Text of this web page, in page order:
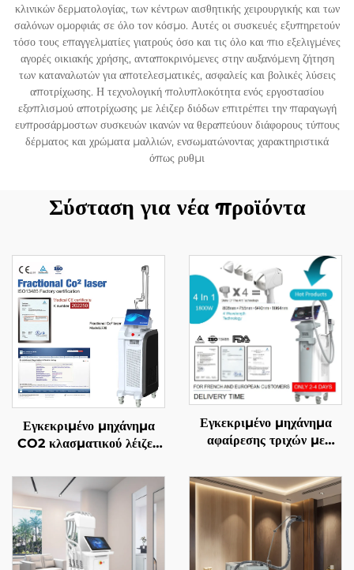
κλινικών δερματολογίας, των κέντρων αισθητικής χειρουργικής και των
σαλόνων ομορφιάς σε όλο τον κόσμο. Αυτές οι συσκευές εξυπηρετούν
τόσο τους επαγγελματίες γιατρούς όσο και τις όλο και πιο εξελιγμένες
αγορές οικιακής χρήσης, ανταποκρινόμενες στην αυξανόμενη ζήτηση
των καταναλωτών για αποτελεσματικές, ασφαλείς και βολικές λύσεις
αποτρίχωσης. Η τεχνολογική πολυπλοκότητα ενός εργοστασίου
εξοπλισμού αποτρίχωσης με λέιζερ διόδων επιτρέπει την παραγωγή
ευπροσάρμοστων συσκευών ικανών να θεραπεύουν διάφορους τύπους
δέρματος και χρώματα μαλλιών, ενσωματώνοντας χαρακτηριστικά
όπως ρυθμι
Σύσταση για νέα προϊόντα
Εγκεκριμένο μηχάνημα
CO2 κλασματικού λέιζερ
MMDSAP
Εγκεκριμένο μηχάνημα
αφαίρεσης τριχών με
αντικαθιστώμενες επαφές,
600 W, 1200 W, 1800
W, 3000 W, και μήκη
κύματος 755 nm, 808
nm, 940 nm, 1064 nm,
σύμφωνα με τις